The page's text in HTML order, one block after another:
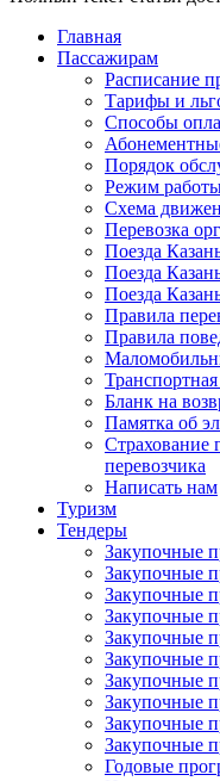
Главная
Пассажирам
Расписание
Тарифы и
Способы
Порядок
Режим
Схема
Перевозка
Поезда
Поезда
Поезда
Правила
Правила
Бланк на
Памятка об
Страхование
перевозчика
Написать нам
Туризм
Тендеры
Закупочные
Закупочные
Закупочные
Закупочные
Закупочные
Закупочные
Закупочные
Закупочные
Закупочные
Закупочные
Годовые